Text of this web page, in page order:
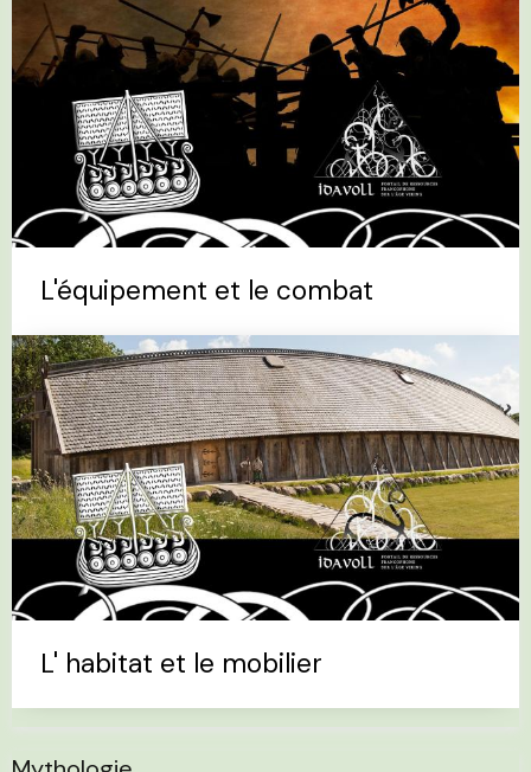
L'équipement et le combat
L' habitat et le mobilier